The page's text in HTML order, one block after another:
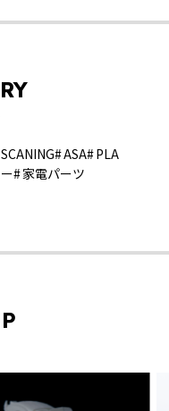
ASA PLA
家電パーツ